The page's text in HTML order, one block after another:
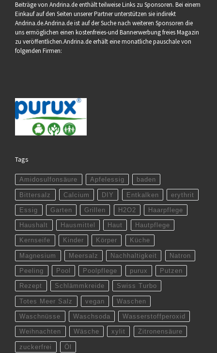
Beiträge von Andrina.de enthält teilweise Links zu Sponsoren. Bei einem
Einkauf auf den Seiten unserer Partner unterstützen sie indirekt
Andrina.de.Andrina.de ist auf der Suche nach weiteren Sponsoren die
uns ermöglichen einen kostenfreies-und Bannerwerbung freies Magazin
zu veröffentlichen.Andrina.de erhält eine monatliche pauschale von
folgenden Firmen:
Tags
Amidosulfonsäure Apfelessig baden
Bittersalz Calcium DIY Entkalken erythrit
Essig Garten Grillen H2O2 Haarpflege
Haushalt Hausmittel Haut Hautpflege
Kernseife Kinder Körper Küche
Magnesium Meersalz Nachhaltigkeit Natron
Peeling Pool Poolpflege purux Putzen
Rezept Schlämmkreide Swiss Turbo
Totes Meer Salz vegan Waschen
Waschnüsse Waschsoda Wasserstoffperoxid
Weihnachten Wäsche xylit Zitronensäure
zuckerfrei Öl